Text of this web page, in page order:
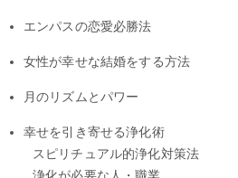
エンパスの恋愛必勝法
女性が幸せな結婚をする方法
月のリズムとパワー
幸せを引き寄せる浄化術
スピリチュアル的浄化対策法